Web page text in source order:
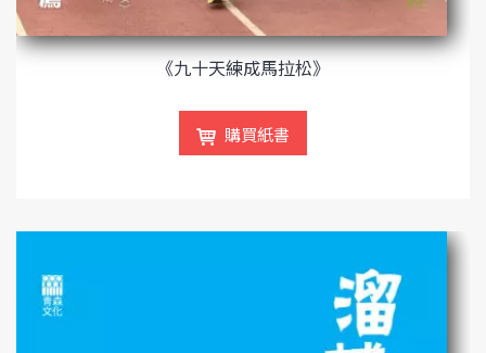
《九十天練成馬拉松》
購買紙書